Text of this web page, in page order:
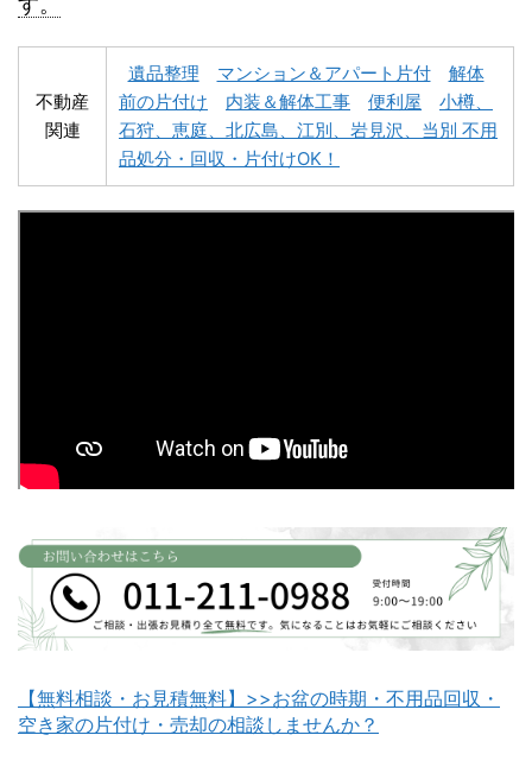
深川市不用品回収 夕張市不用品回収
白老町不用品回収 長万部町不用品回収
不動産
関連
遺品整理 マンション＆アパート片付
解体
前の片付け
内装＆解体工事 便利屋
小樽、
石狩、恵庭、北広島、江別、岩見沢、当別 不用
品処分・回収・片付けOK！
【無料相談・お見積無料】>>お盆の時期・不用品回収・
空き家の片付け・売却の相談しませんか？